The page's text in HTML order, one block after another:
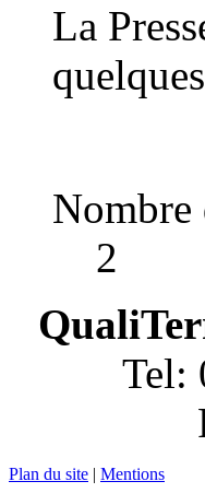
La
Nombre
2
Tel:
Plan du site | Mentions